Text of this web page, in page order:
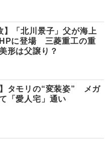
】「北川景子」父が海上
に登場 三菱重工の重
形は父譲り？
】タモリの“変装姿” メガ
「愛人宅」通い